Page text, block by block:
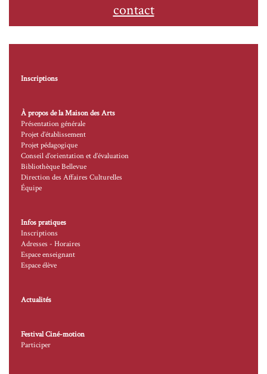
contact
Inscriptions
À propos de la Maison des Arts
Présentation générale
Projet d’établissement
Projet pédagogique
Conseil d’orientation et d’évaluation
Bibliothèque Bellevue
Direction des Affaires Culturelles
Équipe
Infos pratiques
Inscriptions
Adresses - Horaires
Espace enseignant
Espace élève
Actualités
Festival Ciné-motion
Participer